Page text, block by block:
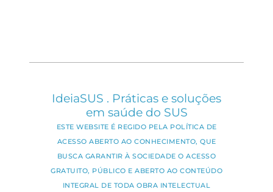
IdeiaSUS . Práticas e soluções
em saúde do SUS
ESTE WEBSITE É REGIDO PELA POLÍTICA DE
ACESSO ABERTO AO CONHECIMENTO, QUE
BUSCA GARANTIR À SOCIEDADE O ACESSO
GRATUITO, PÚBLICO E ABERTO AO CONTEÚDO
INTEGRAL DE TODA OBRA INTELECTUAL